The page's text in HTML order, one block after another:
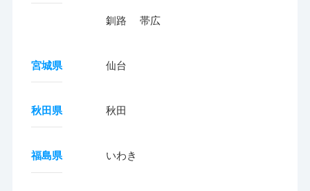
釧路 帯広
宮城県 仙台
秋田県 秋田
福島県 いわき